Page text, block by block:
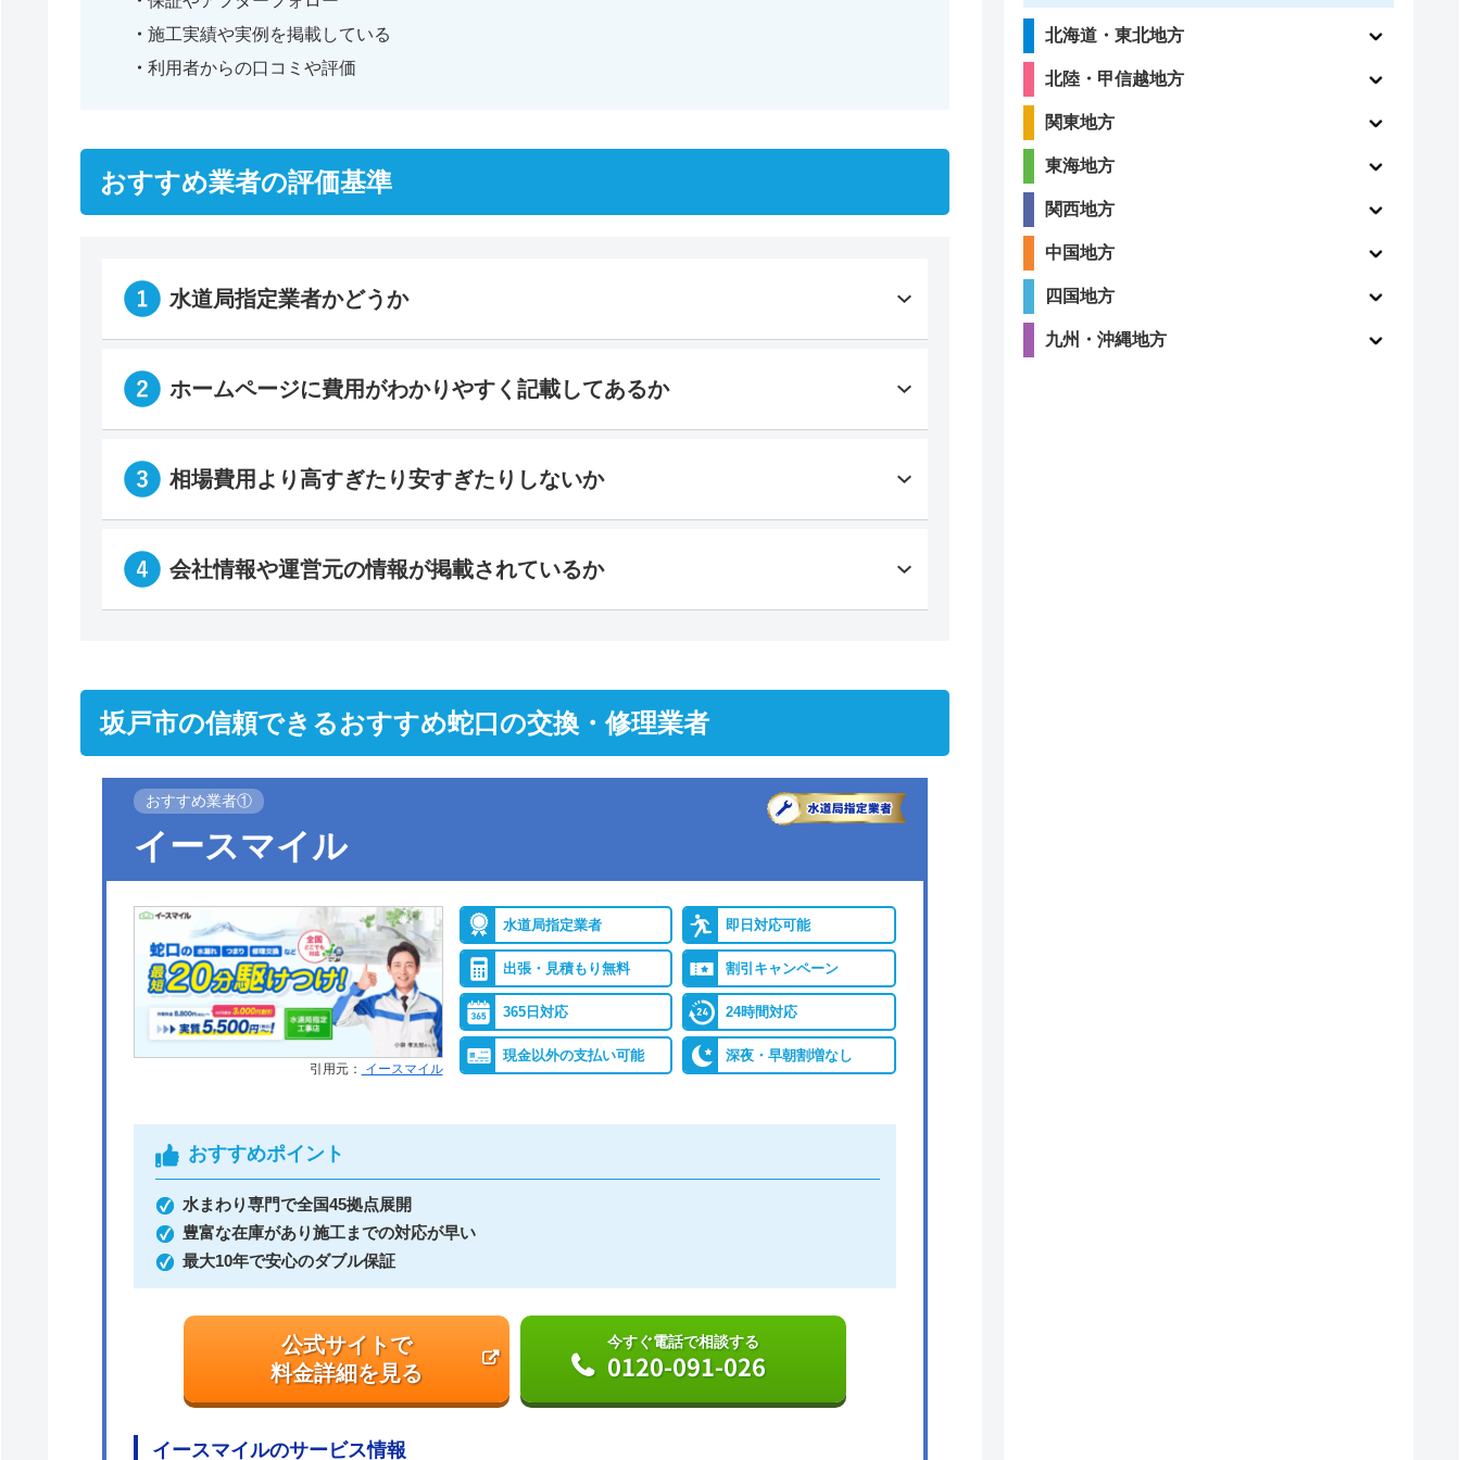
施工実績や実例を掲載している
利用者からの口コミや評価
おすすめ業者の評価基準
水道局指定業者かどうか
ホームページに費用がわかりやすく記載してあるか
相場費用より高すぎたり安すぎたりしないか
会社情報や運営元の情報が掲載されているか
坂戸市の信頼できるおすすめ蛇口の交換・修理業者
おすすめ業者①
イースマイル
引用元： イースマイル
水道局指定業者 即日対応可能
出張・見積もり無料 割引キャンペーン
365日対応 24時間対応
現金以外の支払い可能 深夜・早朝割増なし
おすすめポイント
水まわり専門で全国45拠点展開
豊富な在庫があり施工までの対応が早い
最大10年で安心のダブル保証
公式サイトで
料金詳細を見る
今すぐ電話で相談する
0120-091-026
イースマイルのサービス情報
北海道・東北地方
北陸・甲信越地方
関東地方
東海地方
関西地方
中国地方
四国地方
九州・沖縄地方